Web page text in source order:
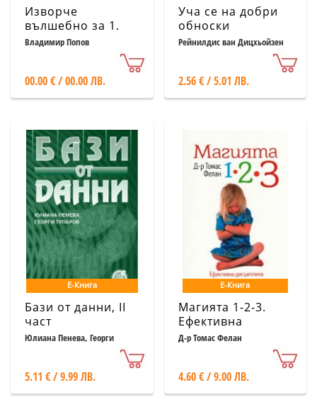
Изворче
вълшебно за 1.
клас
Владимир Попов
00.00 € / 00.00 ЛВ.
Уча се на добри
обноски
Рейнилдис ван Дицхьойзен
2.56 € / 5.01 ЛВ.
Е-Книга
Бази от данни, II
част
Юлиана Пенева, Георги
5.11 € / 9.99 ЛВ.
Е-Книга
Магията 1-2-3.
Ефективна
дисциплина за
Д-р Томас Фелан
4.60 € / 9.00 ЛВ.